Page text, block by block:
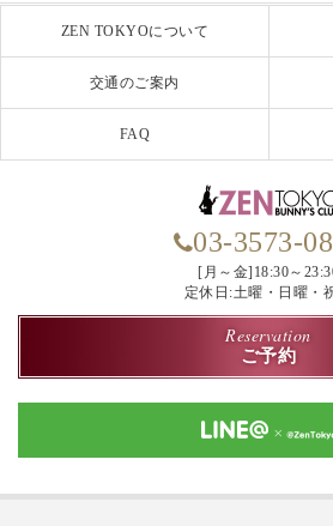
ZEN TOKYOについて
交通のご案内
FAQ
03-3573-
[月～金]18:30～
定休日:土曜・日曜・
Reservation
ご予約